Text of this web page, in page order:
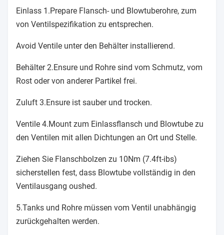
Einlass 1.Prepare Flansch- und Blowtuberohre, zum
von Ventilspezifikation zu entsprechen.
Avoid Ventile unter den Behälter installierend.
Behälter 2.Ensure und Rohre sind vom Schmutz, vom
Rost oder von anderer Partikel frei.
Zuluft 3.Ensure ist sauber und trocken.
Ventile 4.Mount zum Einlassflansch und Blowtube zu
den Ventilen mit allen Dichtungen an Ort und Stelle.
Ziehen Sie Flanschbolzen zu 10Nm (7.4ft-ibs)
sicherstellen fest, dass Blowtube vollständig in den
Ventilausgang oushed.
5.Tanks und Rohre müssen vom Ventil unabhängig
zurückgehalten werden.